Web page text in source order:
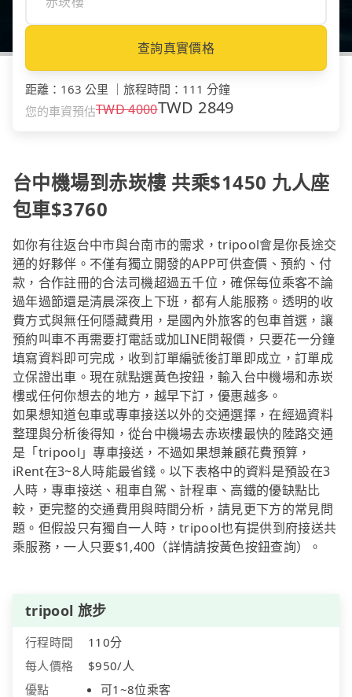
查詢真實價格
距離 ： 163 公里 旅程時間 ： 111 分鐘
您的車資預估TWD4000TWD 2849
台中機場到赤崁樓 共乘$1450 九人座
包車$3760
如你有往返台中市與台南市的需求，tripool會是你長途交
通的好夥伴。不僅有獨立開發的APP可供查價、預約、付
款，合作註冊的合法司機超過五千位，確保每位乘客不論
過年過節還是清晨深夜上下班，都有人能服務。透明的收
費方式與無任何隱藏費用，是國內外旅客的包車首選，讓
預約叫車不再需要打電話或加LINE問報價，只要花一分鐘
填寫資料即可完成，收到訂單編號後訂單即成立，訂單成
立保證出車。現在就點選黃色按鈕，輸入台中機場和赤崁
樓或任何你想去的地方，越早下訂，優惠越多。
如果想知道包車或專車接送以外的交通選擇，在經過資料
整理與分析後得知，從台中機場去赤崁樓最快的陸路交通
是「tripool」專車接送，不過如果想兼顧花費預算，
iRent在3~8人時能最省錢。以下表格中的資料是預設在3
人時，專車接送、租車自駕、計程車、高鐵的優缺點比
較，更完整的交通費用與時間分析，請見更下方的常見問
題。但假設只有獨自一人時，tripool也有提供到府接送共
乘服務，一人只要$1,400（詳情請按黃色按鈕查詢）。
tripool 旅步
行程時間
110分
每人價格
$950/人
優點
可1~8位乘客